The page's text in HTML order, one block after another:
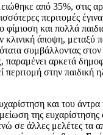
από 35%, στις
περιτομές
και πολλά
κλινική άποψη, μεταξύ
συμβάλ­λοντας
αρκετά
στην παιδική
και του
μείωση της
σε άλλες μελέτες τα